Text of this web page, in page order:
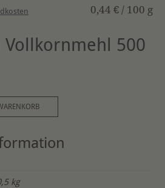
0,44 € / 100 g
Vollkornmehl 500
e
kg